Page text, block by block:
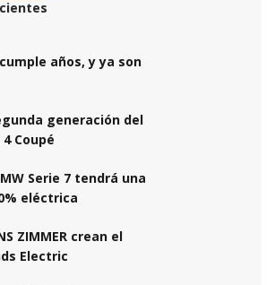
años, y ya son
generación del
Coupé
Serie 7 tendrá una
eléctrica
ZIMMER crean el
Electric